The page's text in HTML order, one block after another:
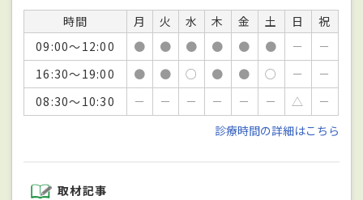
時間 月 火 水 木 金 土 日
祝
09:00～12:00
● ● ● ● ● ● －
－
16:30～19:00
● ● ○ ● ● ○ －
－
08:30～10:30
－ － － － － － △
－
診療時間の詳細はこちら
取材記事